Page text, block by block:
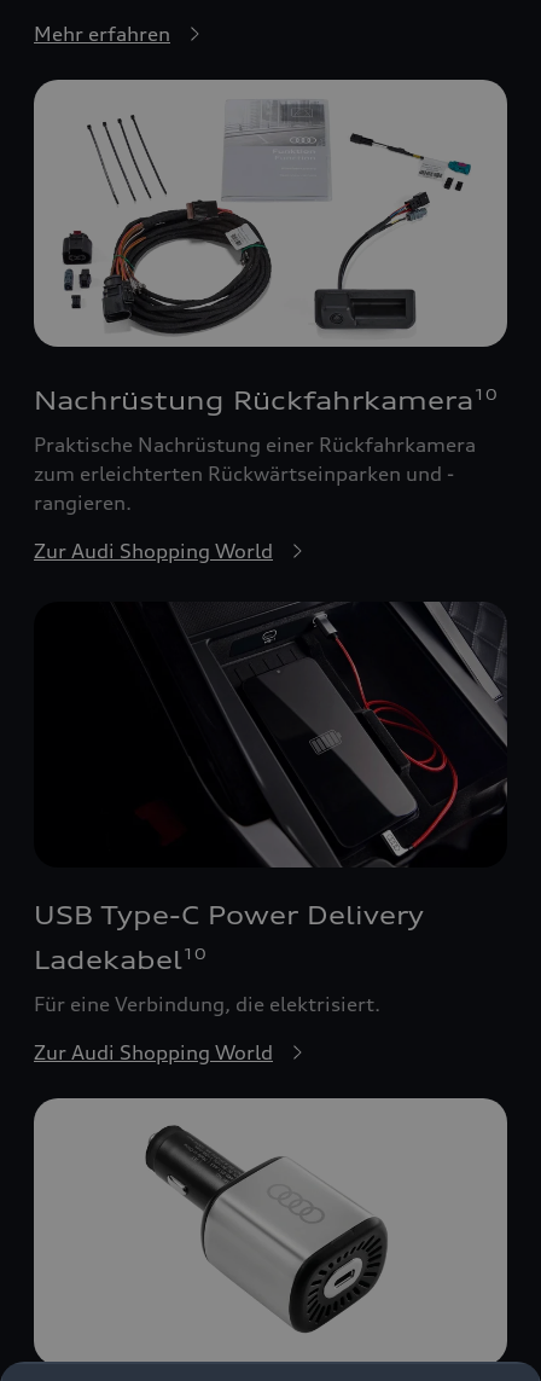
Mehr erfahren
Nachrüstung Rückfahrkamera 10
Praktische Nachrüstung einer Rückfahrkamera
zum erleichterten Rückwärtseinparken und -
rangieren.
Zur Audi Shopping World
USB Type-C Power Delivery
Ladekabel10
Für eine Verbindung, die elektrisiert.
Zur Audi Shopping World